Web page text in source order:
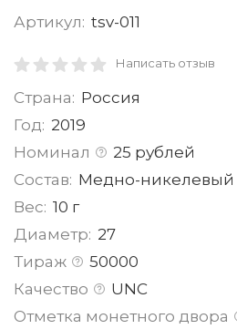
Артикул: tsv-011
Написать отзыв
Страна: Россия
Год: 2019
Номинал
25 рублей
Состав: Медно-никелевый
Вес: 10 г
Диаметр: 27
Тираж
50000
Качество
UNC
Отметка монетного двора